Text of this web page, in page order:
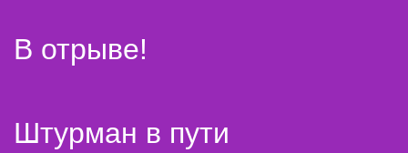
В отрыве!
Штурман в пути